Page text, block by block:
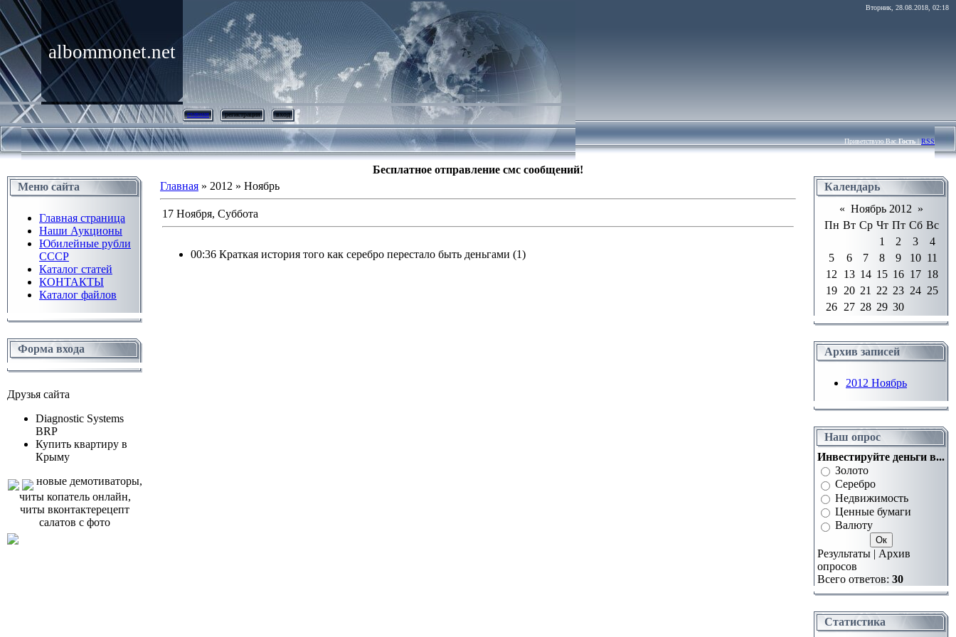
albommonet.net
Вторник, 28.08.2018, 02:18
главная регистрация вход
Приветствую ВасГость|RSS
Бесплатное отправление смс сообщений!
Меню сайта
Главная страница
Наши Аукционы
Юбилейные рубли
СССР
Каталог статей
КОНТАКТЫ
Каталог файлов
Форма входа
Друзья сайта
Diagnostic Systems
BRP
Купить квартиру в
Крыму
новые демотиваторы,
читы копатель онлайн,
читы вконтактерецепт
салатов с фото
Главная » 2012 » Ноябрь
17 Ноября, Суббота
00:36 Краткая история того как серебро перестало быть деньгами (1)
Календарь
« Ноябрь 2012 »
Пн Вт Ср Чт Пт Сб Вс
1
2 3
4
5
6 7 8 9 10 11
12
13 14 15 16 17 18
19 20 21 22 23 24 25
26 27 28 29 30
Архив записей
2012 Ноябрь
Наш опрос
Инвестируйте деньги в...
Золото
Серебро
Недвижимость
Ценные бумаги
Валюту
Результаты | Архив
опросов
Всего ответов: 30
Статистика